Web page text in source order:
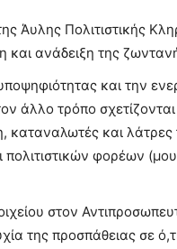
Άυλης Πολιτιστικής
και ανάδειξη της
και την
άλλο τρόπο
καταναλωτές και λάτρες
φορέων
στον
της προσπάθειας σε